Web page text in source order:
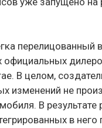
перелицованный
В целом,
изменений не
В результате
в